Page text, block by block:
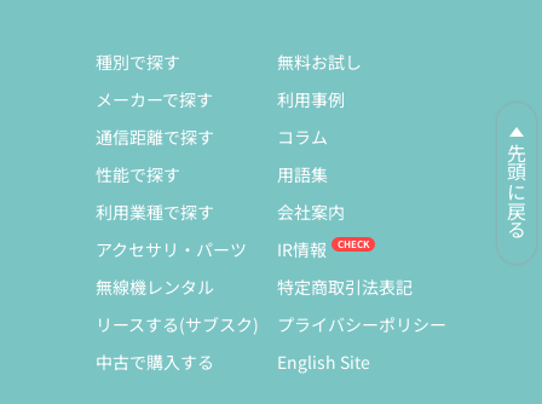
先頭に戻る
種別で探す
メーカーで探す
通信距離で探す
性能で探す
利用業種で探す
アクセサリ・パーツ
無線機レンタル
リースする(サブスク)
中古で購入する
無料お試し
利用事例
コラム
用語集
会社案内
IR情報
特定商取引法表記
プライバシーポリシー
English Site